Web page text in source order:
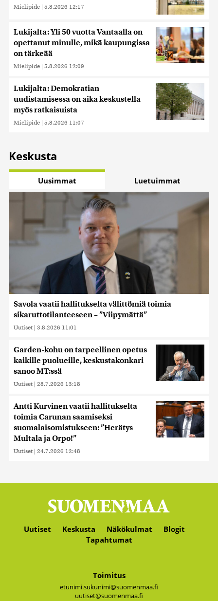
Mielipide | 5.8.2026 12:17
Lukijalta: Yli 50 vuotta Vantaalla on
opettanut minulle, mikä kaupungissa
on tärkeää
Mielipide | 5.8.2026 12:09
Lukijalta: Demokratian
uudistamisessa on aika keskustella
myös ratkaisuista
Mielipide | 5.8.2026 11:07
Keskusta
Uusimmat Luetuimmat
Savola vaatii hallitukselta välittömiä toimia
sikaruttotilanteeseen – ”Viipymättä”
Uutiset | 3.8.2026 11:01
Garden-kohu on tarpeellinen opetus
kaikille puolueille, keskustakonkari
sanoo MT:ssä
Uutiset | 28.7.2026 13:18
Antti Kurvinen vaatii hallitukselta
toimia Carunan saamiseksi
suomalaisomistukseen: ”Herätys
Multala ja Orpo!”
Uutiset | 24.7.2026 12:48
Uutiset Keskusta Näkökulmat
Blogit
Tapahtumat
Toimitus
etunimi.sukunimi@suomenmaa.fi
uutiset@suomenmaa.fi